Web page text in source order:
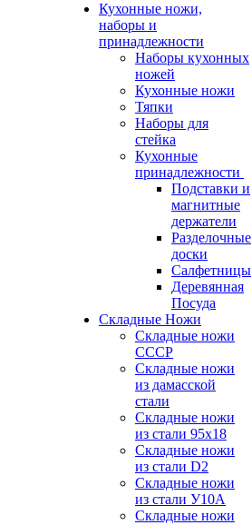
Кухонные ножи,
наборы и
принадлежности
Наборы кухонных
ножей
Кухонные ножи
Тяпки
Наборы для
стейка
Кухонные
принадлежности
Подставки и
магнитные
держатели
Разделочные
доски
Салфетницы
Деревянная
Посуда
Складные Ножи
Cкладные ножи
СССР
Складные ножи
из дамасской
стали
Складные ножи
из стали 95х18
Складные ножи
из стали D2
Складные ножи
из стали У10А
Складные ножи